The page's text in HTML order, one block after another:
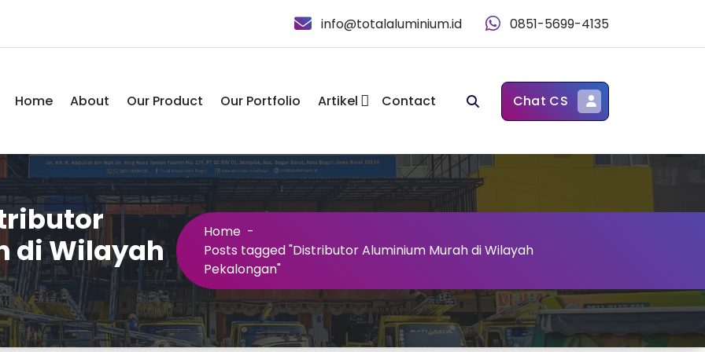
info@totalaluminium.id 0851-5699-4135
Home About Our Product Our Portfolio Artikel Contact Chat CS
di Wilayah
Home -
Posts tagged "Distributor Aluminium Murah di Wilayah
Pekalongan"